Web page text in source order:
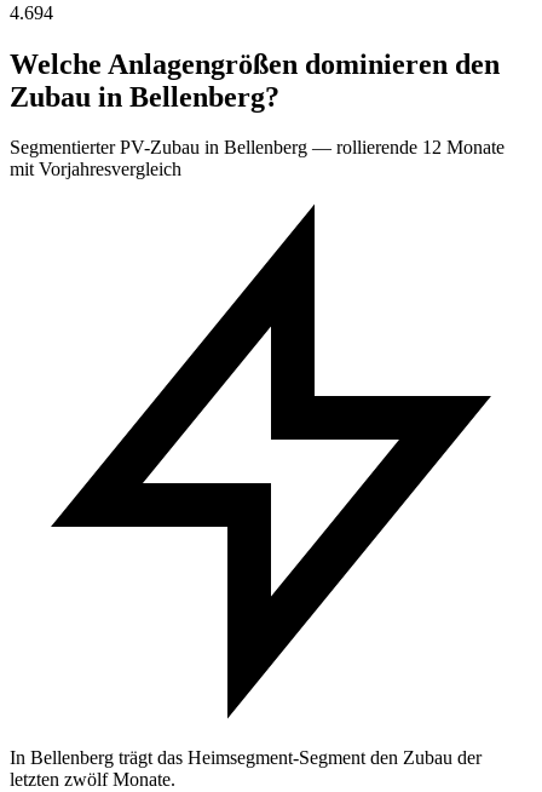
4.694
Welche Anlagengrößen dominieren den
Zubau in Bellenberg?
Segmentierter PV-Zubau in Bellenberg — rollierende 12 Monate
mit Vorjahresvergleich
In Bellenberg trägt das Heimsegment-Segment den Zubau der
letzten zwölf Monate.